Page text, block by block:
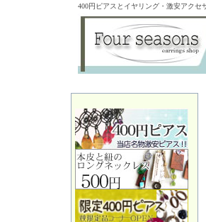
400円ピアスとイヤリング・激安アクセ